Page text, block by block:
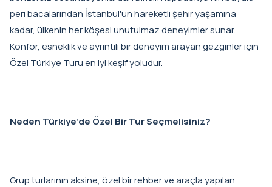
peri bacalarından İstanbul'un hareketli şehir yaşamına
kadar, ülkenin her köşesi unutulmaz deneyimler sunar.
Konfor, esneklik ve ayrıntılı bir deneyim arayan gezginler için
Özel Türkiye Turu en iyi keşif yoludur.
Neden Türkiye’de Özel Bir Tur Seçmelisiniz?
Grup turlarının aksine, özel bir rehber ve araçla yapılan